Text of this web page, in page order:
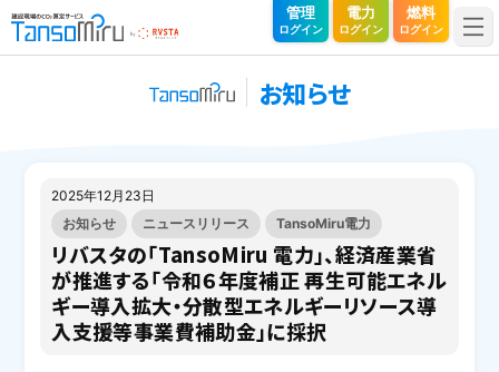
TansoMiru（タンソミル）｜建設現場のCO₂算定サービス
管理
ログイン
電力
ログイン
燃料
ログイン
お知らせ
2025年12月23日
お知らせ
ニュースリリース TansoMiru電力
リバスタの「TansoMiru 電力」、経済産業省
が推進する「令和６年度補正 再生可能エネル
ギー導入拡大・分散型エネルギーリソース導
入支援等事業費補助金」に採択